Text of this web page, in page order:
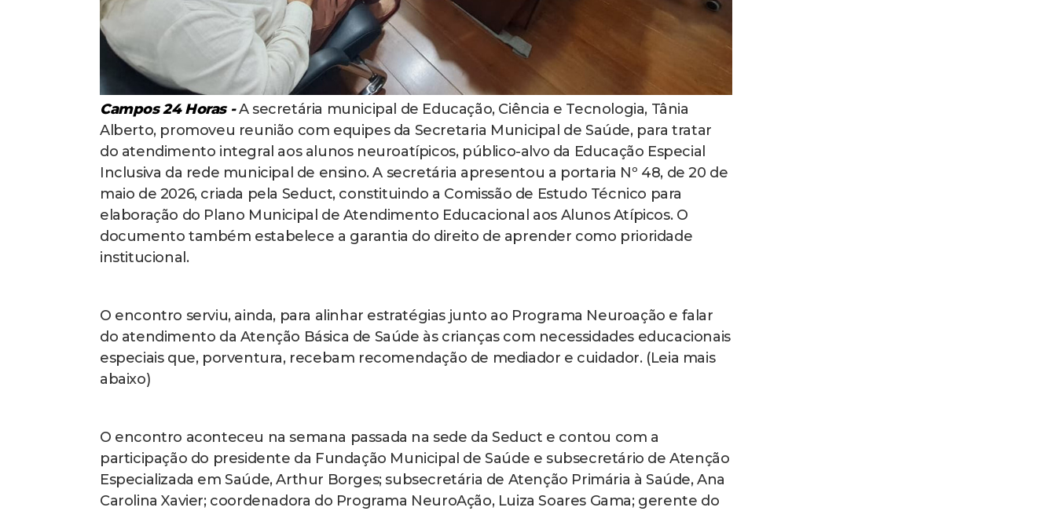
Campos 24 Horas - A secretária municipal de Educação, Ciência e Tecnologia, Tânia
Alberto, promoveu reunião com equipes da Secretaria Municipal de Saúde, para tratar
do atendimento integral aos alunos neuroatípicos, público-alvo da Educação Especial
Inclusiva da rede municipal de ensino. A secretária apresentou a portaria Nº 48, de 20 de
maio de 2026, criada pela Seduct, constituindo a Comissão de Estudo Técnico para
elaboração do Plano Municipal de Atendimento Educacional aos Alunos Atípicos. O
documento também estabelece a garantia do direito de aprender como prioridade
institucional.
O encontro serviu, ainda, para alinhar estratégias junto ao Programa Neuroação e falar
do atendimento da Atenção Básica de Saúde às crianças com necessidades educacionais
especiais que, porventura, recebam recomendação de mediador e cuidador. (Leia mais
abaixo)
O encontro aconteceu na semana passada na sede da Seduct e contou com a
participação do presidente da Fundação Municipal de Saúde e subsecretário de Atenção
Especializada em Saúde, Arthur Borges; subsecretária de Atenção Primária à Saúde, Ana
Carolina Xavier; coordenadora do Programa NeuroAção, Luiza Soares Gama; gerente do